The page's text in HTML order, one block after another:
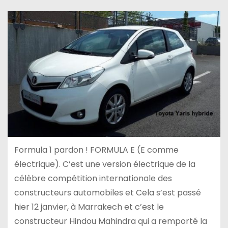
Formula 1 pardon ! FORMULA E (E comme
électrique). C’est une version électrique de la
célèbre compétition internationale des
constructeurs automobiles et Cela s’est passé
hier 12 janvier, à Marrakech et c’est le
constructeur Hindou Mahindra qui a remporté la